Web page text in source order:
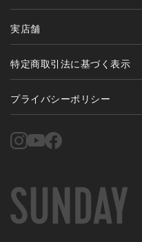
実店舗
特定商取引法に基づく表示
プライバシーポリシー